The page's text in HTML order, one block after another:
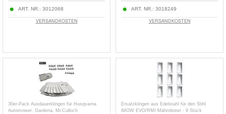
ART. NR.: 3012068
VERSANDKOSTEN
ART. NR.: 3018249
VERSANDKOSTEN
30er-Pack Ausdauerklingen für Husqvarna
Automower, Gardena, McCulloch
Ersatzklingen aus Edelstahl für den Stihl
iMOW EVO/RMI-Mähroboter - 9 Stück